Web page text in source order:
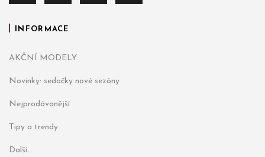
INFORMACE
AKČNÍ MODELY
Novinky: sedačky nové sezóny
Nejprodávanější
Tipy a trendy
Další...